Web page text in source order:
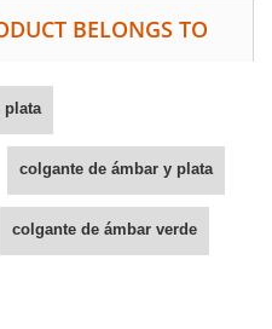
BELONGS TO
plata
colgante de ámbar y plata
colgante de ámbar verde